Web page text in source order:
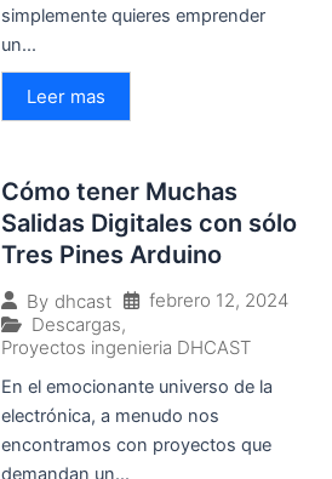
simplemente quieres emprender
un...
Leer mas
Cómo tener Muchas
Salidas Digitales con sólo
Tres Pines Arduino
By dhcast
febrero 12, 2024
Descargas,
Proyectos ingenieria DHCAST
En el emocionante universo de la
electrónica, a menudo nos
encontramos con proyectos que
demandan un...